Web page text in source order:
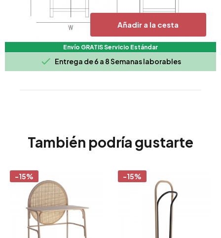
Añadir a la cesta
Envío GRATIS Servicio Estándar
 Entrega de 6 a 8 Semanas laborables
También podría gustarte
-15% -15%